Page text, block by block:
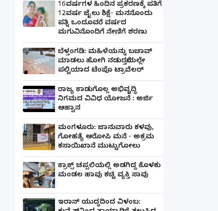
16ವರ್ಷಗಳ ಹಿಂದಿನ ಪ್ರಕರಣಕ್ಕೆ ಪತಿಗೆ
12ವರ್ಷ ಜೈಲು ಶಿಕ್ಷೆ- ಮನನೊಂದು
ಪತ್ನಿ ಒಂದೂವರೆ ವರ್ಷದ
ಮಗುವಿನೊಂದಿಗೆ ನೇಣಿಗೆ ಶರಣು
ಬೆಳ್ತಂಗಡಿ: ಮಹಿಳೆಯನ್ನು ಬಚಾವ್
ಮಾಡಲು ಹೋಗಿ ನಡುರಸ್ತೆಯಲ್ಲೇ
ಪಲ್ಟಿಯಾದ ಟೆಂಪೊ ಟ್ರಾವೆಲರ್
ರಾಜ್ಯ ಕಾಡುಗೊಲ್ಲ ಅಭಿವೃದ್ಧಿ
ನಿಗಮದ ವಿವಿಧ ಯೋಜನೆ : ಅರ್ಜಿ
ಆಹ್ವಾನ
ಮಂಗಳೂರು: ಜಾನುವಾರು ಕಳವು,
ಗೋಹತ್ಯೆ ಆರೋಪಿ ಮನೆ - ಅಕ್ರಮ
ಕಸಾಯಿಖಾನೆ ಮುಟ್ಟುಗೋಲು
ಕ್ರಾಕ್ಸ್ ಚಪ್ಪಲಿಯಲ್ಲಿ ಅಡಗಿದ್ದ ಕೊಳಕು
ಮಂಡಲ ಹಾವು ಕಚ್ಚಿ ವ್ಯಕ್ತಿ ಸಾವು
ಇರಾನ್ ಯುದ್ಧದಿಂದ ವಿಳಂಬ: